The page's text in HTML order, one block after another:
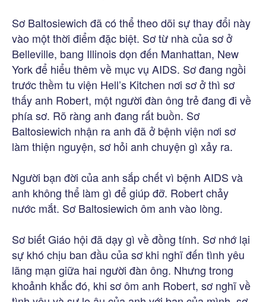
Sơ Baltosiewich đã có thể theo dõi sự thay đổi này
vào một thời điểm đặc biệt. Sơ từ nhà của sơ ở
Belleville, bang Illinois dọn đến Manhattan, New
York để hiểu thêm về mục vụ AIDS. Sơ đang ngồi
trước thềm tu viện Hell’s Kitchen nơi sơ ở thì sơ
thấy anh Robert, một người đàn ông trẻ đang đi về
phía sơ. Rõ ràng anh đang rất buồn. Sơ
Baltosiewich nhận ra anh đã ở bệnh viện nơi sơ
làm thiện nguyện, sơ hỏi anh chuyện gì xảy ra.
Người bạn đời của anh sắp chết vì bệnh AIDS và
anh không thể làm gì để giúp đỡ. Robert chảy
nước mắt. Sơ Baltosiewich ôm anh vào lòng.
Sơ biết Giáo hội đã dạy gì về đồng tính. Sơ nhớ lại
sự khó chịu ban đầu của sơ khi nghĩ đến tình yêu
lãng mạn giữa hai người đàn ông. Nhưng trong
khoảnh khắc đó, khi sơ ôm anh Robert, sơ nghĩ về